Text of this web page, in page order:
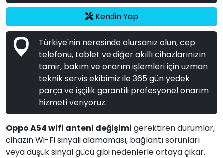
Kendin Yap
Türkiye'nin neresinde olursanız olun, cep
telefonu, tablet ve diğer akıllı cihazlarınızın
tamir, bakım ve onarım işlemleri için uzman
teknik servis ekibimiz ile 365 gün yedek
parça ve işçilik garantili profesyonel onarım
hizmeti veriyoruz.
Oppo A54 wifi anteni değişimi gerektiren durumlar,
cihazın Wi-Fi sinyali alamaması, bağlantı sorunları
veya düşük sinyal gücü gibi nedenlerle ortaya çıkar.